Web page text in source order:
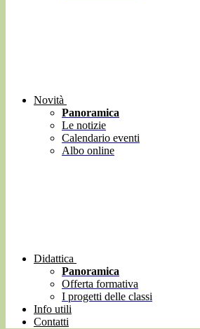
Novità
Panoramica
Le notizie
Calendario eventi
Albo online
Didattica
Panoramica
Offerta formativa
I progetti delle classi
Info utili
Contatti